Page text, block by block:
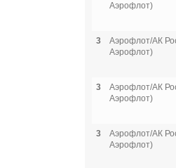
Аэрофлот)
3
Аэрофлот/АК
Аэрофлот)
3
Аэрофлот/АК
Аэрофлот)
3
Аэрофлот/АК
Аэрофлот)